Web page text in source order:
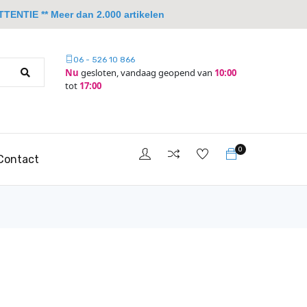
06 - 526 10 866
Nu gesloten, vandaag geopend van 10:00
tot 17:00
0
** Meer dan 2.000 artikelen